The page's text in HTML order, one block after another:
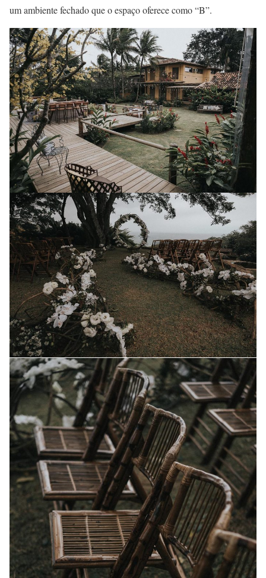
um ambiente fechado que o espaço oferece como “B”.